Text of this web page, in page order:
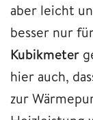
aber leicht
besser nur
Kubikmeter
hier auch,
zur